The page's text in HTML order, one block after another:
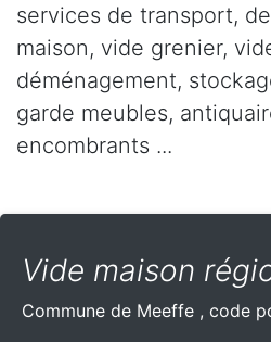
services de transport,
maison, vide grenier,
déménagement,
garde meubles,
encombrants ...
Vide maison
Commune de Meeffe , code